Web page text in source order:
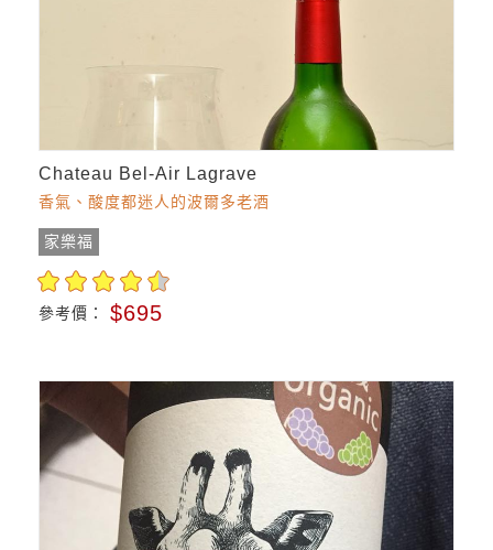
Chateau Bel-Air Lagrave
香氣、酸度都迷人的波爾多老酒
家樂福
參考價： $695